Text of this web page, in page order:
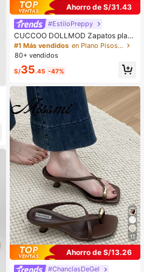
Ahorro de S/31.43
#EstiloPreppy
CUCCOO DOLLMOD Zapatos plan
os de estilo Mary Jane de terciopel
o clásico y elegante de color marró
#1 Más vendidos
en Plano Pisos De Mujer
80+ vendidos
S/35.45 -47%
11
Ahorro de S/13.26
#ChanclasDeGel